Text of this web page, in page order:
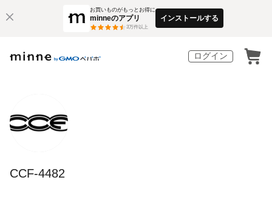
お買いものがもっとお得に
minneのアプリ
3万件以上
インストールする
ログイン
CCF-4482